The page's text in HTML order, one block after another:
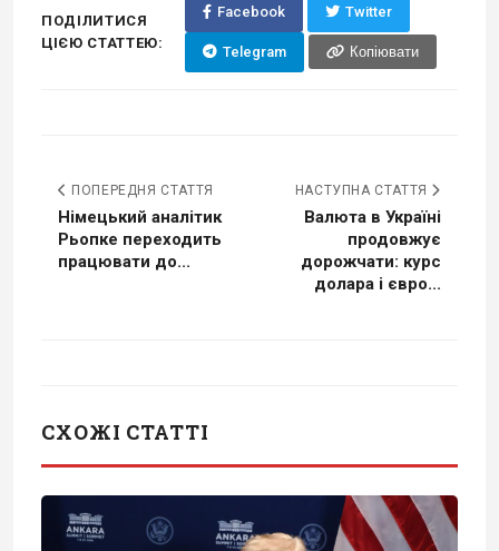
ПОДІЛИТИСЯ
ЦІЄЮ СТАТТЕЮ:
Facebook Twitter
Telegram Копіювати
ПОПЕРЕДНЯ СТАТТЯ
Німецький аналітик
Рьопке переходить
працювати до...
НАСТУПНА СТАТТЯ
Валюта в Україні
продовжує
дорожчати: курс
долара і євро...
СХОЖІ СТАТТІ